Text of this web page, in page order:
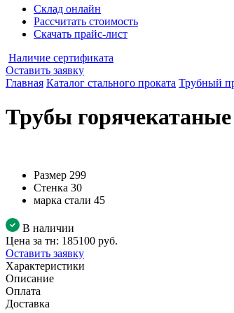
Склад онлайн
Рассчитать стоимость
Скачать прайс-лист
Наличие сертификата
Оставить заявку
Главная Каталог стального проката Трубный
Трубы
Размер 299
Стенка 30
марка стали 45
В наличии
Цена за тн: 185100 руб.
Оставить заявку
Характеристики
Описание
Оплата
Доставка